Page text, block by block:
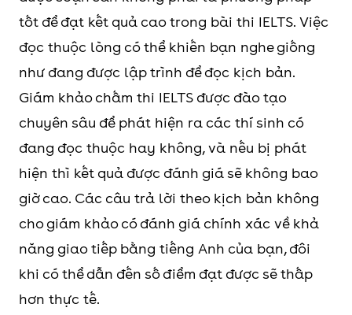
tốt để đạt kết quả cao trong bài thi IELTS. Việc
đọc thuộc lòng có thể khiến bạn nghe giống
như đang được lập trình để đọc kịch bản.
Giám khảo chấm thi IELTS được đào tạo
chuyên sâu để phát hiện ra các thí sinh có
đang đọc thuộc hay không, và nếu bị phát
hiện thì kết quả được đánh giá sẽ không bao
giờ cao. Các câu trả lời theo kịch bản không
cho giám khảo có đánh giá chính xác về khả
năng giao tiếp bằng tiếng Anh của bạn, đôi
khi có thể dẫn đến số điểm đạt được sẽ thấp
hơn thực tế.